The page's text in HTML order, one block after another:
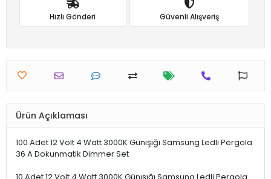
Hızlı Gönderi Güvenli Alışveriş
Ürün Açıklaması
100 Adet 12 Volt 4 Watt 3000K Günışığı Samsung Ledli Pergola
36 A Dokunmatik Dimmer Set